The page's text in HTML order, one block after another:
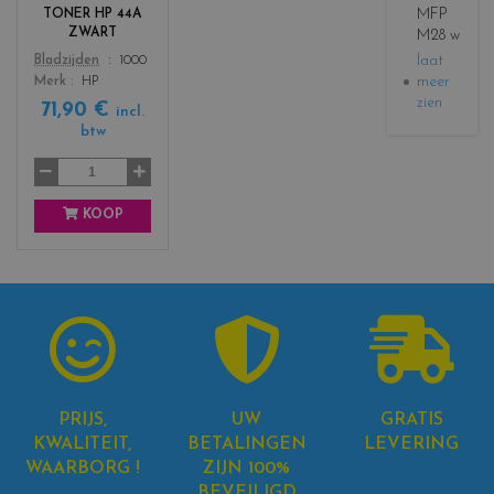
TONER HP 44A
ZWART
Color
r
b
a
Bladzijden
1000
Merk
HP
71,90 €
incl.
btw
KOOP
MFP
M28 w
laat
meer
zien
PRIJS,
KWALITEIT,
WAARBORG !
UW
BETALINGEN
ZIJN 100%
GRATIS
LEVERING